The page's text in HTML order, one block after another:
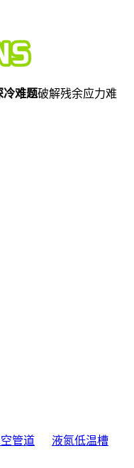
冷难题破解残余应力难
管道
液氮低温槽